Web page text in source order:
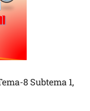
8 Subtema 1,